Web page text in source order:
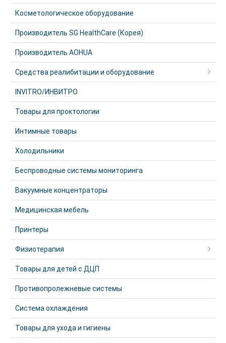
Косметологическое оборудование
Производитель SG HealthCare (Корея)
Производитель AOHUA
Средства реалибитации и оборудование
INVITRO/ИНВИТРО
Товары для проктологии
Интимные товары
Холодильники
Беспроводные системы мониторинга
Вакуумные концентраторы
Медицинская мебель
Принтеры
Физиотерапия
Товары для детей с ДЦП
Противопролежневые системы
Система охлаждения
Товары для ухода и гигиены